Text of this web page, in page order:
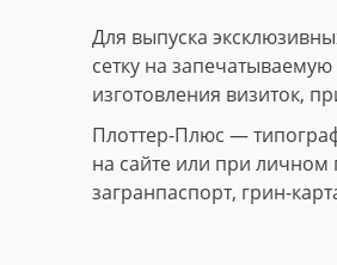
Для выпуска
сетку на
изготовления визиток,
Плоттер-Плюс —
на сайте или при личном
загранпаспорт, грин-